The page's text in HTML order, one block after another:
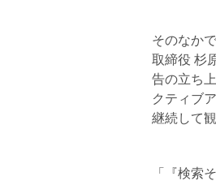
そのなか
取締役 杉
告の立ち
クティブ
継続して
「『検索